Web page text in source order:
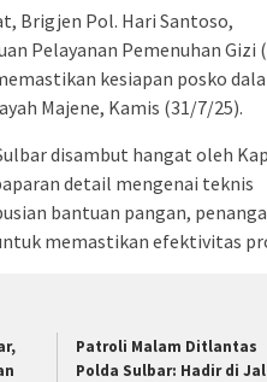
Brigjen Pol. Hari Santoso,
Pelayanan Pemenuhan Gizi
kesiapan posko
Majene, Kamis (31/7/25).
disambut hangat oleh
detail mengenai teknis
bantuan pangan,
memastikan efektivitas
Patroli Malam Ditlantas
Polda Sulbar: Hadir di